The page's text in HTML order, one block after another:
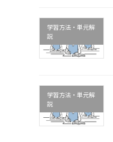
学習方法・単元解
説
学習方法・単元解
説